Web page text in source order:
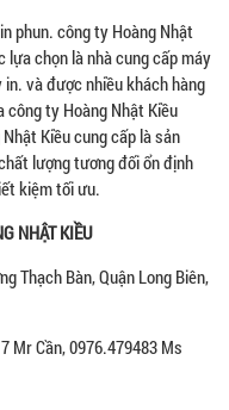
phun. công ty Hoàng Nhật
lựa chọn là nhà cung cấp máy
và được nhiều khách hàng
ty Hoàng Nhật Kiều
Kiều cung cấp là sản
lượng tương đối ổn định
kiệm tối ưu.
NHẬT KIỀU
Thạch Bàn, Quận Long Biên,
Mr Cần, 0976.479483 Ms